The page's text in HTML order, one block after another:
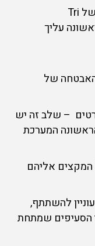
כאשר את/ה נכנס למערכת הרישום של Tri
של
– שלב זה יש
המערכת
המקצים אליהם
להשתתף,
הסעיפים שמתחת